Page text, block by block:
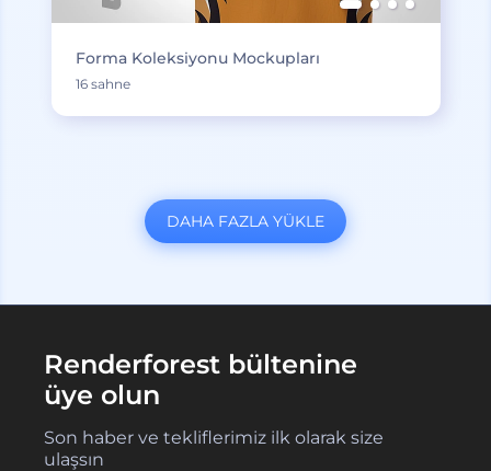
Forma Koleksiyonu Mockupları
16 sahne
DAHA FAZLA YÜKLE
Renderforest bültenine
üye olun
Son haber ve tekliflerimiz ilk olarak size
ulaşsın